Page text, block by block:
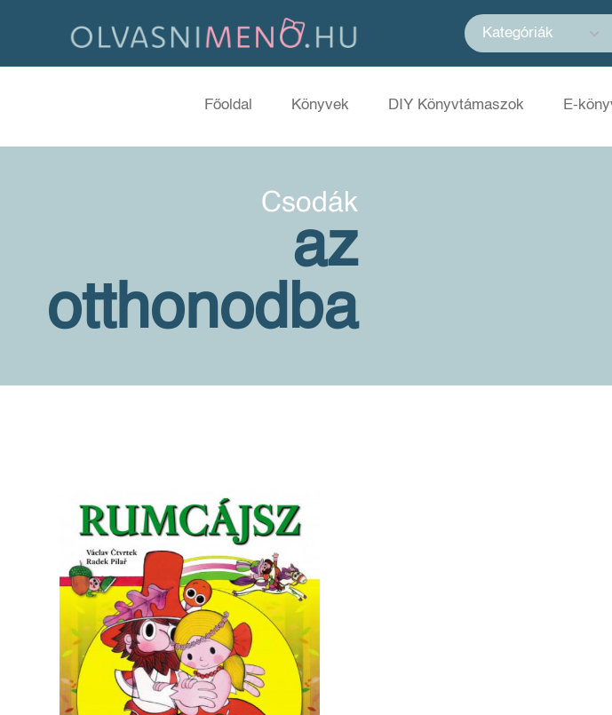
Kategóriák
Főoldal Könyvek DIY Könyvtámaszok E-
Csodák
az
otthonodba